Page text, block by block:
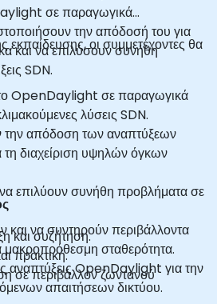
σε παραγωγικά
την απόδοσή του για
και να επιλύσουν συνήθη
SDN.
εκπαίδευσης, οι συμμετέχοντες θα
OpenDaylight σε παραγωγικά
λύσεις SDN.
την απόδοση των αναπτύξεων
διαχείριση υψηλών όγκων
επιλύουν συνήθη προβλήματα σε
να συντηρούν περιβάλλοντα
σταθερότητα.
αναπτύξεις OpenDaylight για την
απαιτήσεων δικτύου.
και συζήτηση.
πρακτική.
σε περιβάλλον ζωντανού